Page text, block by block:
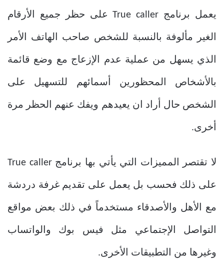
يعمل برنامج True caller على حظر جميع الأرقام
الغير مألوفة بالنسبة للشخص صاحب الهاتف الأمر
الذي يسهل من عملية عدم الإزعاج مع وضع قائمة
بالأشخاص المحظورين أسمائهم للتسهيل على
الشخص حال أراد ان يعيدهم ويفك عنهم الحظر مرة
أخرى.
لا تقتصر المميزات التي يأتي بها برنامج True caller
على ذلك فحسب بل يعمل على تقديم غرفة دردشة
مع الأهل والأصدقاء مستخدماً في ذلك بعض مواقع
التواصل الإجتماعي مثل فيس بوك والواتساب
وغيرها من التطبيقات الأخرى.